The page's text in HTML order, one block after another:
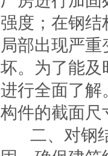
强度；在钢结
局部出现严
坏。为了能及
进行全面了解
构件的截面尺
二、对钢